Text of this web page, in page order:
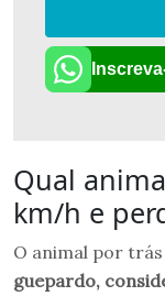
Qual
km/h e
O animal por
guepardo,